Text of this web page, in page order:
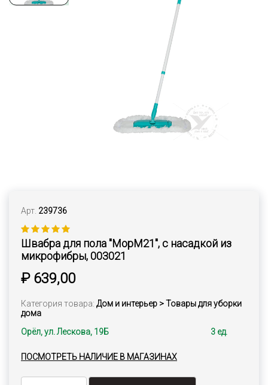
Арт. 239736
Швабра для пола "MopM21", с насадкой из
микрофибры, 003021
₽ 639,00
Категория товара: Дом и интерьер > Товары для уборки
дома
Орёл, ул. Лескова, 19Б
3 ед.
ПОСМОТРЕТЬ НАЛИЧИЕ В МАГАЗИНАХ